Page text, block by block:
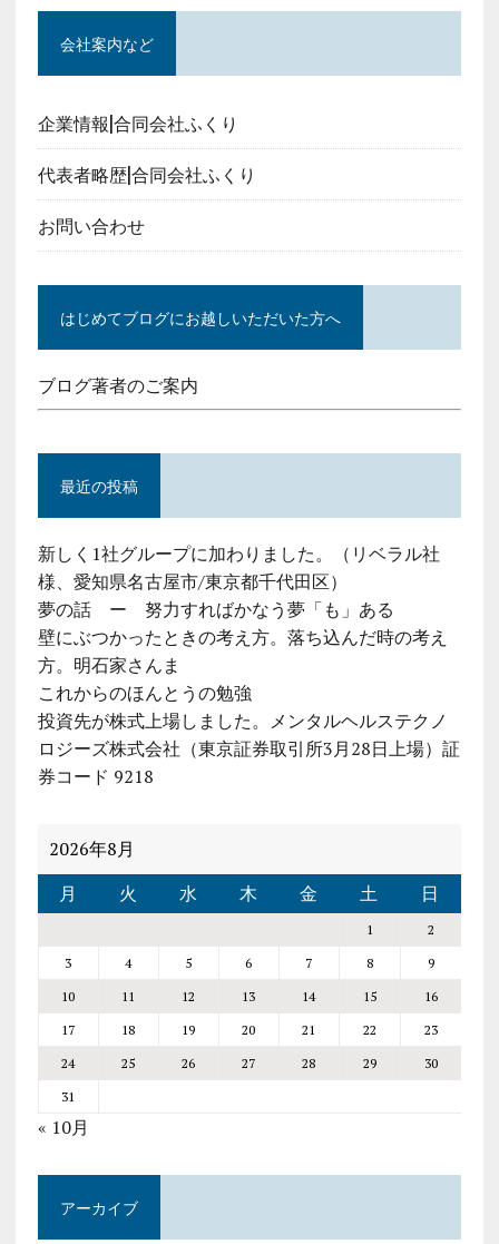
会社案内など
企業情報|合同会社ふくり
代表者略歴|合同会社ふくり
お問い合わせ
はじめてブログにお越しいただいた方へ
ブログ著者のご案内
最近の投稿
新しく1社グループに加わりました。（リベラル社
様、愛知県名古屋市/東京都千代田区）
夢の話 ー 努力すればかなう夢「も」ある
壁にぶつかったときの考え方。落ち込んだ時の考え
方。明石家さんま
これからのほんとうの勉強
投資先が株式上場しました。メンタルヘルステクノ
ロジーズ株式会社（東京証券取引所3月28日上場）証
券コード 9218
2026年8月
月
火 水 木 金 土 日
1
2
3
4 5 6 7 8
9
10
11 12 13 14 15
16
17
18 19 20 21 22
23
24
25 26 27 28 29
30
31
« 10月
アーカイブ